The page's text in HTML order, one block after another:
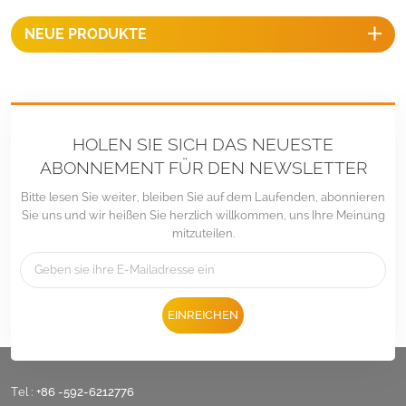
NEUE PRODUKTE
HOLEN SIE SICH DAS NEUESTE
ABONNEMENT FÜR DEN NEWSLETTER
Bitte lesen Sie weiter, bleiben Sie auf dem Laufenden, abonnieren
Sie uns und wir heißen Sie herzlich willkommen, uns Ihre Meinung
mitzuteilen.
EINREICHEN
Tel : +86 -592-6212776